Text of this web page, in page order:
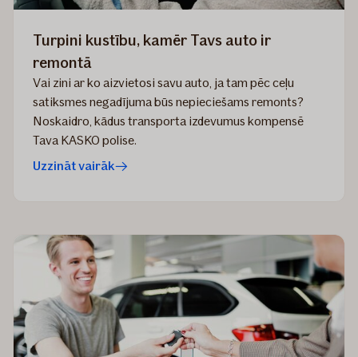
Turpini kustību, kamēr Tavs auto ir
remontā
Vai zini ar ko aizvietosi savu auto, ja tam pēc ceļu
satiksmes negadījuma būs nepieciešams remonts?
Noskaidro, kādus transporta izdevumus kompensē
Tava KASKO polise.
Uzzināt vairāk